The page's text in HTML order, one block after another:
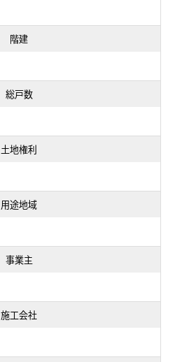
階建
総戸数
土地権利
用途地域
事業主
施工会社